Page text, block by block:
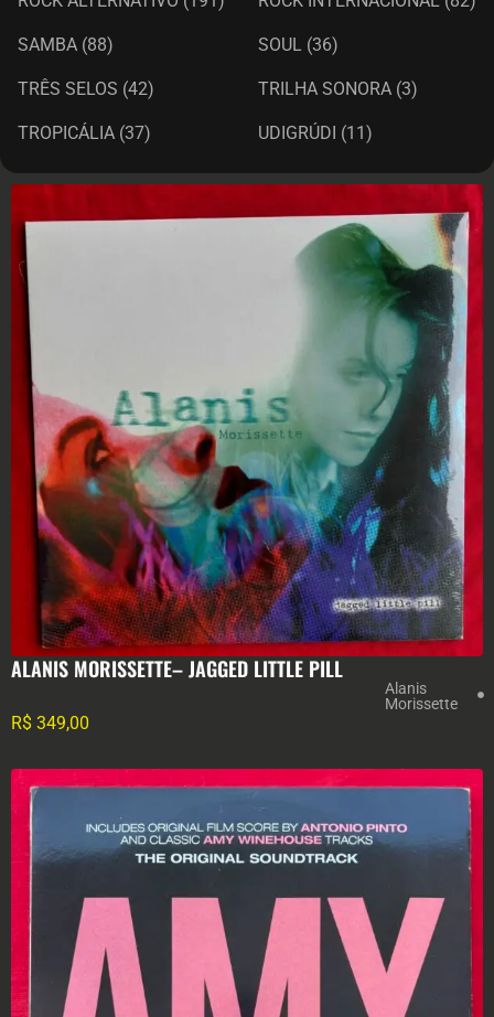
SAMBA (88) SOUL (36)
TRÊS SELOS (42) TRILHA SONORA (3)
TROPICÁLIA (37) UDIGRÚDI (11)
ALANIS MORISSETTE– JAGGED LITTLE PILL
Alanis
Morissette
R$ 349,00